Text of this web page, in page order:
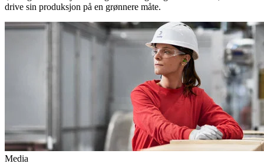
drive sin produksjon på en grønnere måte.
Media